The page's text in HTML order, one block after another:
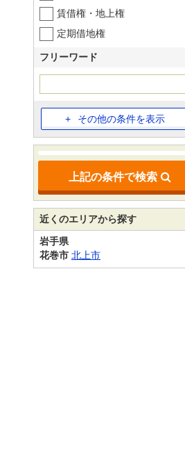
賃借権・地上権
定期借地権
フリーワード
その他の条件を表示
上記の条件で検索
近くのエリアから探す
岩手県
花巻市 北上市